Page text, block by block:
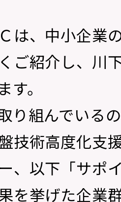
は、中小企業
ご紹介し、川
す。
り組んでいる
技術高度化支
、以下「サポ
を挙げた企業